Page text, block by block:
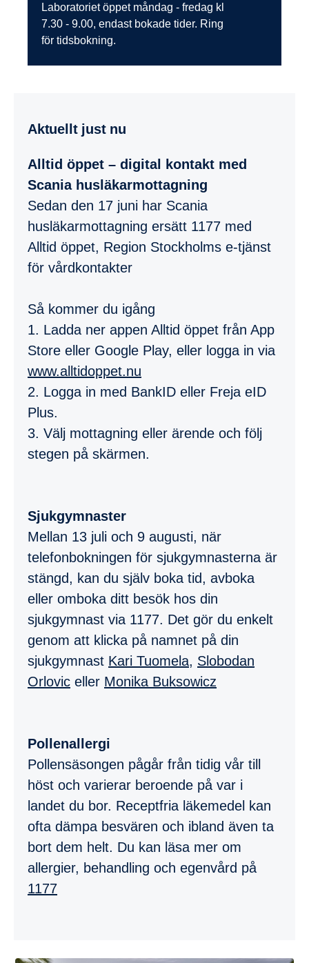
Laboratoriet öppet måndag - fredag kl
7.30 - 9.00, endast bokade tider. Ring
för tidsbokning.
Aktuellt just nu
Alltid öppet – digital kontakt med
Scania husläkarmottagning
Sedan den 17 juni har Scania
husläkarmottagning ersätt 1177 med
Alltid öppet, Region Stockholms e-tjänst
för vårdkontakter
Så kommer du igång
1. Ladda ner appen Alltid öppet från App
Store eller Google Play, eller logga in via
www.alltidoppet.nu
2. Logga in med BankID eller Freja eID
Plus.
3. Välj mottagning eller ärende och följ
stegen på skärmen.
Sjukgymnaster
Mellan 13 juli och 9 augusti, när
telefonbokningen för sjukgymnasterna är
stängd, kan du själv boka tid, avboka
eller omboka ditt besök hos din
sjukgymnast via 1177. Det gör du enkelt
genom att klicka på namnet på din
sjukgymnast Kari Tuomela, Slobodan
Orlovic eller Monika Buksowicz
Pollenallergi
Pollensäsongen pågår från tidig vår till
höst och varierar beroende på var i
landet du bor. Receptfria läkemedel kan
ofta dämpa besvären och ibland även ta
bort dem helt. Du kan läsa mer om
allergier, behandling och egenvård på
1177